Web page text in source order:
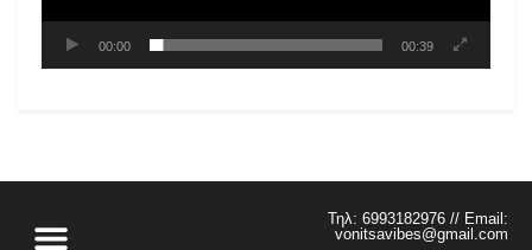
00:00 00:39
Τηλ: 6993182976 // Email:
vonitsavibes@gmail.com